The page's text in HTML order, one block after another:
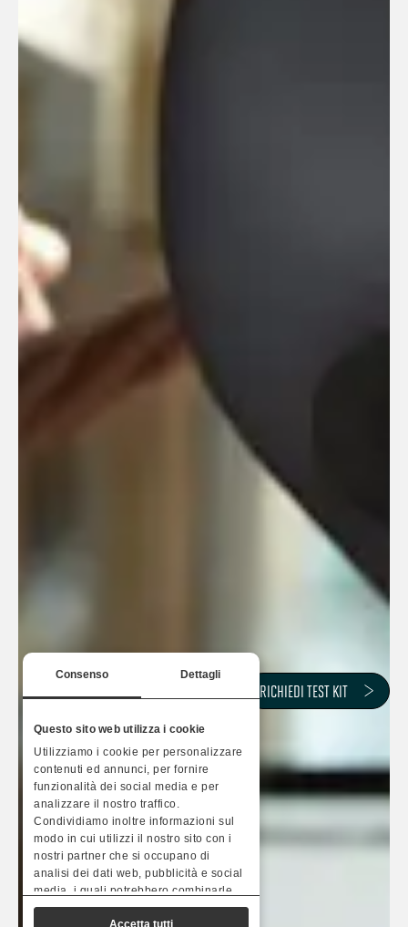
Consenso Dettagli
Questo sito web utilizza i cookie
Utilizziamo i cookie per personalizzare
contenuti ed annunci, per fornire
funzionalità dei social media e per
analizzare il nostro traffico.
Condividiamo inoltre informazioni sul
modo in cui utilizzi il nostro sito con i
nostri partner che si occupano di
analisi dei dati web, pubblicità e social
media, i quali potrebbero combinarle
con altre informazioni che hai fornito
Accetta tutti
RICHIEDI TEST KIT